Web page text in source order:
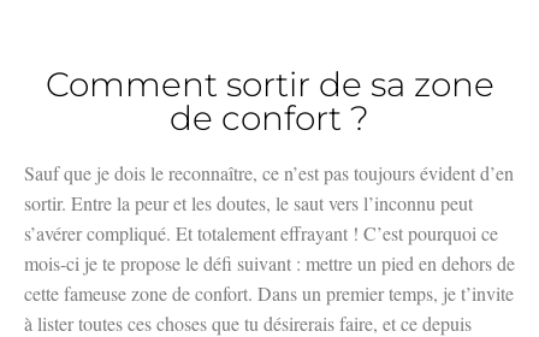
Comment sortir de sa zone
de confort ?
Sauf que je dois le reconnaître, ce n’est pas toujours évident d’en
sortir. Entre la peur et les doutes, le saut vers l’inconnu peut
s’avérer compliqué. Et totalement effrayant ! C’est pourquoi ce
mois-ci je te propose le défi suivant : mettre un pied en dehors de
cette fameuse zone de confort. Dans un premier temps, je t’invite
à lister toutes ces choses que tu désirerais faire, et ce depuis